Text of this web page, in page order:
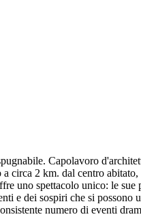
Capolavoro
2 km. dal centro
uno spettacolo unico: le
e dei sospiri che si
numero di eventi